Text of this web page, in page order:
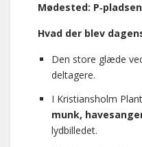
Mødested:
Hvad der blev
Den store glæde
deltagere.
I Kristiansholm
munk,
lydbilledet.